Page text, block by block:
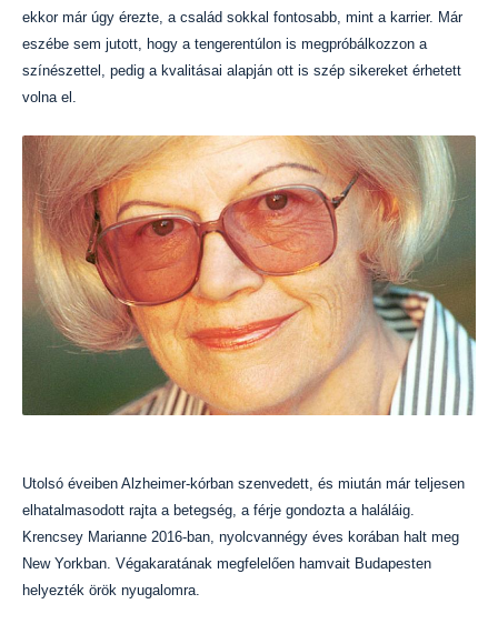
ekkor már úgy érezte, a család sokkal fontosabb, mint a karrier. Már
eszébe sem jutott, hogy a tengerentúlon is megpróbálkozzon a
színészettel, pedig a kvalitásai alapján ott is szép sikereket érhetett
volna el.
Utolsó éveiben Alzheimer-kórban szenvedett, és miután már teljesen
elhatalmasodott rajta a betegség, a férje gondozta a haláláig.
Krencsey Marianne 2016-ban, nyolcvannégy éves korában halt meg
New Yorkban. Végakaratának megfelelően hamvait Budapesten
helyezték örök nyugalomra.